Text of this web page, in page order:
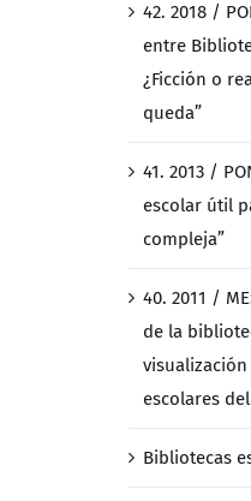
42. 2018 /
entre
¿Ficción o
queda”
41. 2013 /
escolar útil
compleja”
40. 2011 /
de la
escolares
Bibliotecas